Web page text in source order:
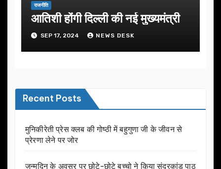
राजनीति
आतिशी होंगी दिल्ली की नई मुख्यमंत्री
SEP 17, 2024 NEWS DESK
Recent Posts
मुनिकीरेती प्रेस क्लब की गोष्ठी में बहुगुणा जी के जीवन से
प्रेरणा लेने पर जोर
जन्मदिन के अवसर प़र छोटे-छोटे बच्चो ने किया सुंदरकांड पाठ